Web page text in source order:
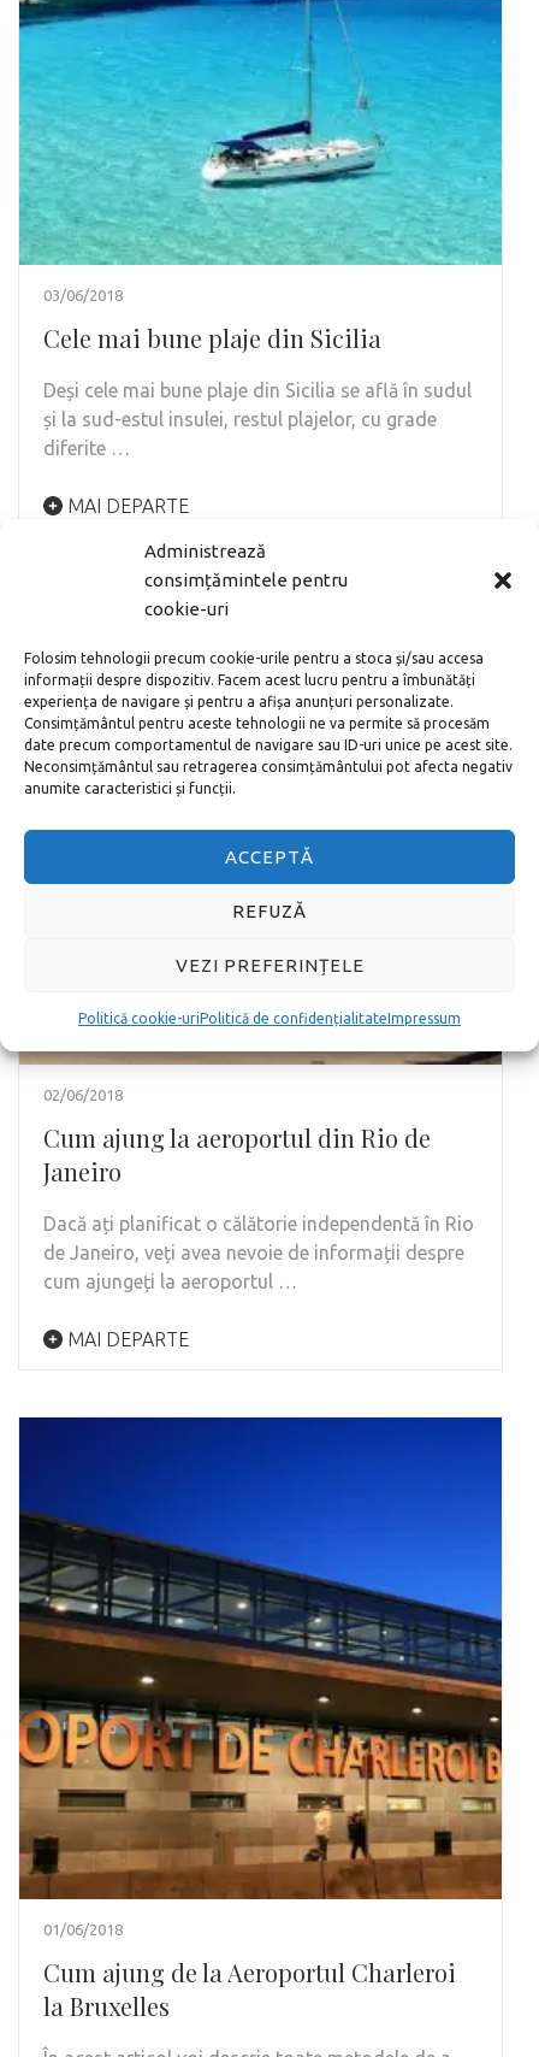
Administrează
consimțămintele pentru
cookie-uri
Folosim tehnologii precum cookie-urile pentru a stoca și/sau accesa
informații despre dispozitiv. Facem acest lucru pentru a îmbunătăți
experiența de navigare și pentru a afișa anunțuri personalizate.
Consimțământul pentru aceste tehnologii ne va permite să procesăm
date precum comportamentul de navigare sau ID-uri unice pe acest site.
Neconsimțământul sau retragerea consimțământului pot afecta negativ
anumite caracteristici și funcții.
ACCEPTĂ
REFUZĂ
VEZI PREFERINȚELE
Politică cookie-uriPolitică de confidențialitateImpressum
03/06/2018
Cele mai bune plaje din Sicilia
Deși cele mai bune plaje din Sicilia se află în sudul
și la sud-estul insulei, restul plajelor, cu grade
diferite …
MAI DEPARTE
02/06/2018
Cum ajung la aeroportul din Rio de
Janeiro
Dacă ați planificat o călătorie independentă în Rio
de Janeiro, veți avea nevoie de informații despre
cum ajungeți la aeroportul …
MAI DEPARTE
01/06/2018
Cum ajung de la Aeroportul Charleroi
la Bruxelles